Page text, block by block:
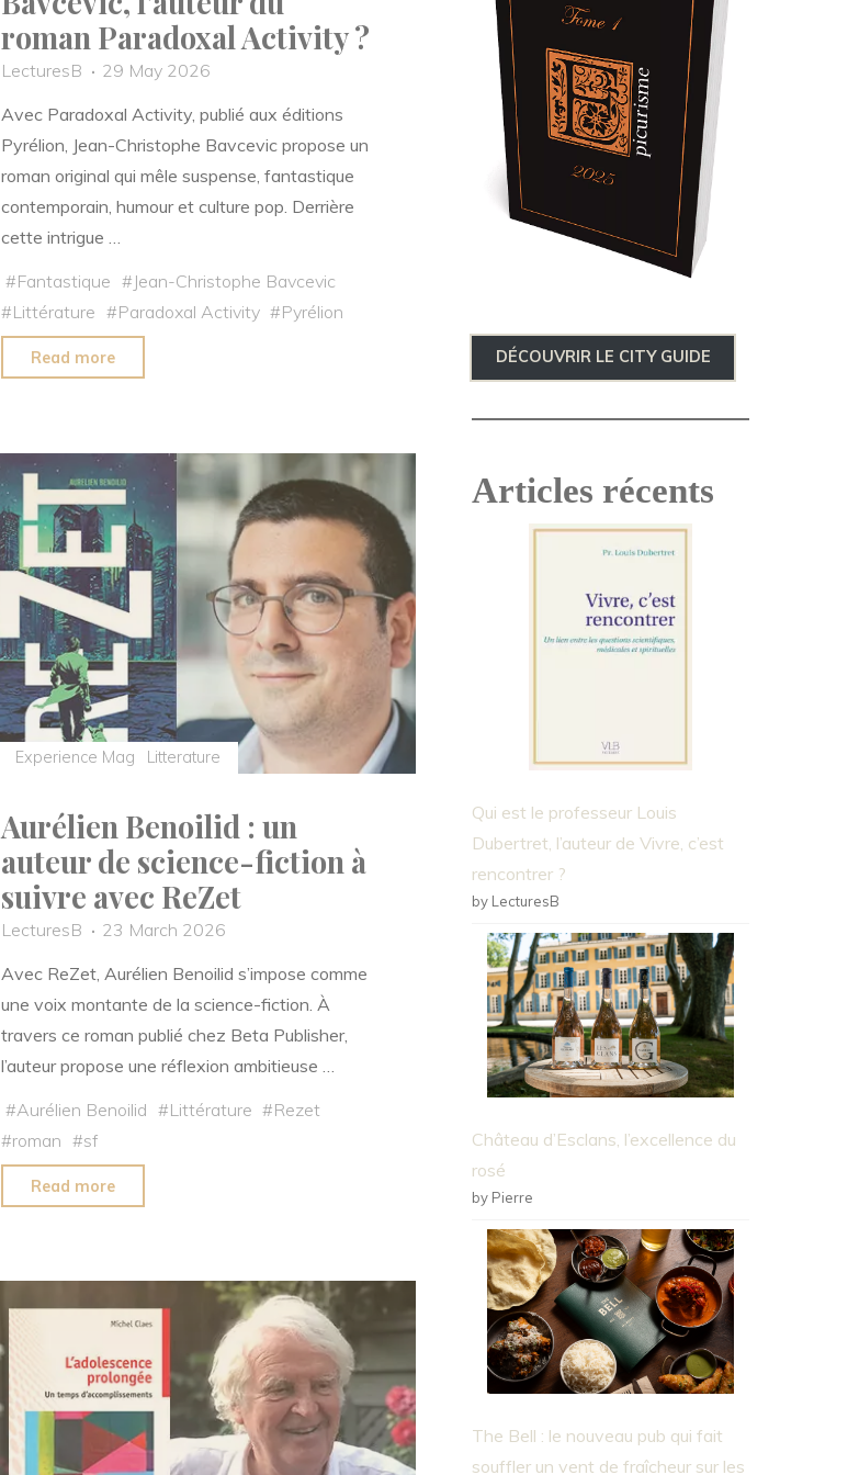
roman Paradoxal Activity ?
LecturesB
29 May 2026
Avec Paradoxal Activity, publié aux éditions
Pyrélion, Jean-Christophe Bavcevic propose un
roman original qui mêle suspense, fantastique
contemporain, humour et culture pop. Derrière
cette intrigue …
#Fantastique # Jean-Christophe Bavcevic
#Littérature #Paradoxal Activity #Pyrélion
Read more
Bavcevic,
l’auteur
du
roman
Paradoxal
Activity
?"
Experience Mag Litterature
Aurélien Benoilid : un
auteur de science-fiction à
suivre avec ReZet
LecturesB
23 March 2026
Avec ReZet, Aurélien Benoilid s’impose comme
une voix montante de la science-fiction. À
travers ce roman publié chez Beta Publisher,
l’auteur propose une réflexion ambitieuse …
#Aurélien Benoilid #Littérature #Rezet
#roman #sf
Read more
auteur
science-
fiction
DÉCOUVRIR LE CITY GUIDE
Articles récents
Qui est le professeur Louis
Dubertret, l’auteur de Vivre, c’est
rencontrer ?
by LecturesB
Château d’Esclans, l’excellence du
rosé
by Pierre
The Bell : le nouveau pub qui fait
souffler un vent de fraîcheur sur les